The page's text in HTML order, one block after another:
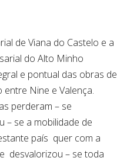
de Viana do Castelo e a
do Alto Minho
e pontual das obras de
Nine e Valença.
perderam – se
– se a mobilidade de
país quer com a
desvalorizou – se toda